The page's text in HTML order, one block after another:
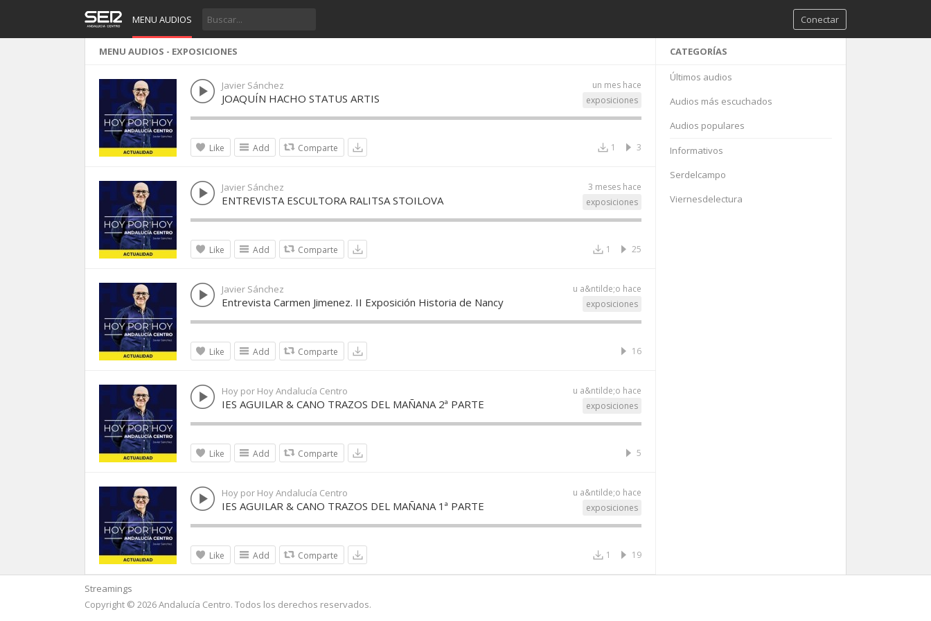
MENU AUDIOS Conectar
MENU AUDIOS - EXPOSICIONES
un mes hace
Javier Sánchez
exposiciones
JOAQUÍN HACHO STATUS ARTIS
Like Add Comparte 3
1
3 meses hace
Javier Sánchez
exposiciones
ENTREVISTA ESCULTORA RALITSA STOILOVA
Like Add Comparte 25
1
u a&ntilde;o hace
Javier Sánchez
exposiciones
Entrevista Carmen Jimenez. II Exposición Historia de Nancy
Like Add Comparte 16
u a&ntilde;o hace
Hoy por Hoy Andalucía Centro
exposiciones
IES AGUILAR & CANO TRAZOS DEL MAÑANA 2ª PARTE
Like Add Comparte 5
u a&ntilde;o hace
Hoy por Hoy Andalucía Centro
exposiciones
IES AGUILAR & CANO TRAZOS DEL MAÑANA 1ª PARTE
Like Add Comparte 19
1
CATEGORÍAS
Últimos audios
Audios más escuchados
Audios populares
Informativos
Serdelcampo
Viernesdelectura
Streamings
Copyright © 2026 Andalucía Centro. Todos los derechos reservados.